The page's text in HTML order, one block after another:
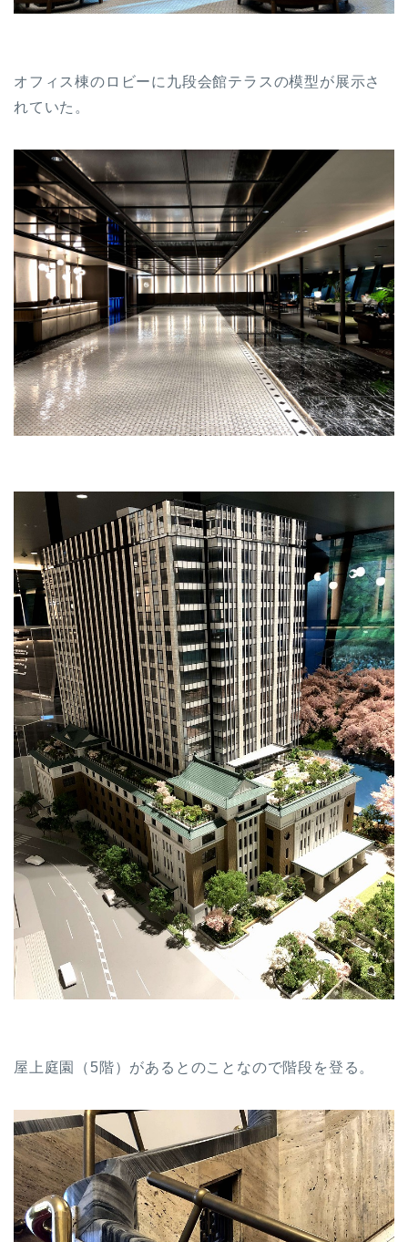
オフィス棟のロビーに九段会館テラスの模型が展示さ
れていた。
屋上庭園（5階）があるとのことなので階段を登る。